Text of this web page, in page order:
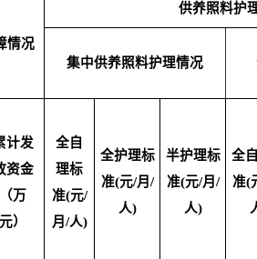
情况
供养照料护
集中供养照料护理情况
计发
资金
（万
元）
全自
理标
准(元/
月/人)
全护理标
准(元/月/
人)
半护理标
准(元/月/
人)
全
准(